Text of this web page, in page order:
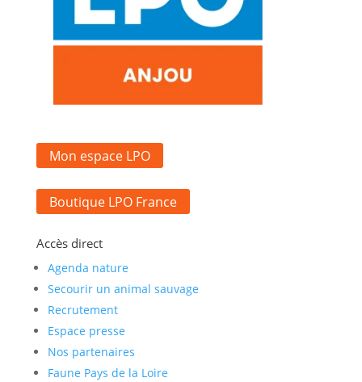
Mon espace LPO
Boutique LPO France
Accès direct
Agenda nature
Secourir un animal sauvage
Recrutement
Espace presse
Nos partenaires
Faune Pays de la Loire